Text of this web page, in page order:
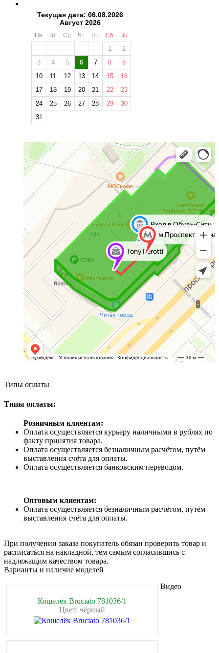
Текущая дата: 06.08.2026
Август 2026
Пн Вт Ср Чт Пт Сб Вс
1
2
3
4 5 6 7 8
9
10
11 12 13 14 15
16
17
18 19 20 21 22
23
24
25 26 27 28 29
30
31
Типы оплаты
Типы оплаты:
Розничным клиентам:
Оплата осуществляется курьеру наличными в рублях по
факту принятия товара.
Оплата осуществляется безналичным расчётом, путём
выставления счёта для оплаты.
Оплата осуществляется банковским переводом.
Оптовым клиентам:
Оплата осуществляется безналичным расчётом, путём
выставления счёта для оплаты.
При получении заказа покупатель обязан проверить товар и
расписаться на накладной, тем самым согласившись с
надлежащим качеством товара.
Варианты и наличие моделей
Кошелёк Bruciato 781036/1
Цвет: чёрный
Видео